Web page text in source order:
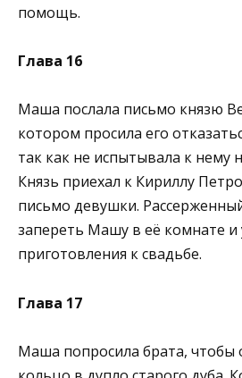
помощь.
Глава 16
Маша послала письмо князю
котором просила его
так как не испытывала к нему
Князь приехал к Кириллу
письмо девушки.
запереть Машу в её комнате и
приготовления к свадьбе.
Глава 17
Маша попросила брата, чтобы